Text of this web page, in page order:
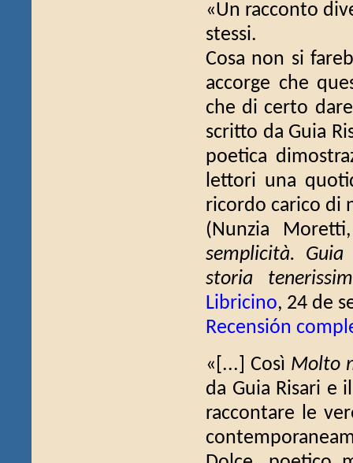
«Un racconto
stessi.
Cosa non si
accorge che
che di certo
scritto da Guia
poetica
lettori una
ricordo carico di
(Nunzia
semplicità.
storia
Libricino, 24 de
Recensión
«[...] Così Molto
da Guia Risari e
raccontare le